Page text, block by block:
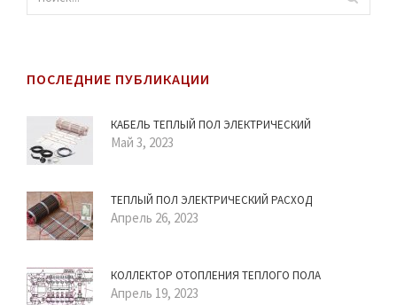
ПОСЛЕДНИЕ ПУБЛИКАЦИИ
КАБЕЛЬ ТЕПЛЫЙ ПОЛ ЭЛЕКТРИЧЕСКИЙ
Май 3, 2023
ТЕПЛЫЙ ПОЛ ЭЛЕКТРИЧЕСКИЙ РАСХОД
Апрель 26, 2023
КОЛЛЕКТОР ОТОПЛЕНИЯ ТЕПЛОГО ПОЛА
Апрель 19, 2023